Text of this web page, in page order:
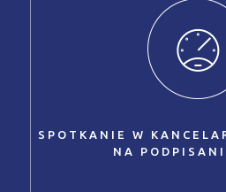
SPOTKANIE W
NA